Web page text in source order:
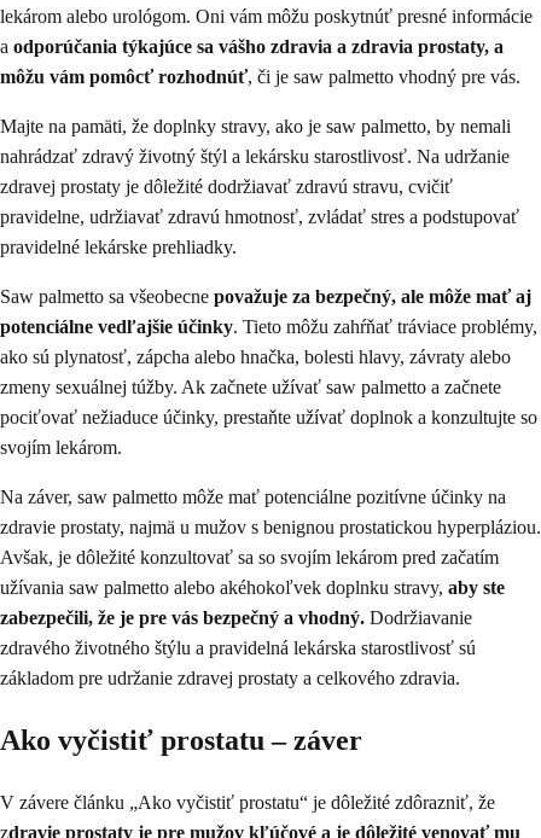
lekárom alebo urológom. Oni vám môžu poskytnúť presné informácie
a odporúčania týkajúce sa vášho zdravia a zdravia prostaty, a
môžu vám pomôcť rozhodnúť, či je saw palmetto vhodný pre vás.
Majte na pamäti, že doplnky stravy, ako je saw palmetto, by nemali
nahrádzať zdravý životný štýl a lekársku starostlivosť. Na udržanie
zdravej prostaty je dôležité dodržiavať zdravú stravu, cvičiť
pravidelne, udržiavať zdravú hmotnosť, zvládať stres a podstupovať
pravidelné lekárske prehliadky.
Saw palmetto sa všeobecne považuje za bezpečný, ale môže mať aj
potenciálne vedľajšie účinky. Tieto môžu zahŕňať tráviace problémy,
ako sú plynatosť, zápcha alebo hnačka, bolesti hlavy, závraty alebo
zmeny sexuálnej túžby. Ak začnete užívať saw palmetto a začnete
pociťovať nežiaduce účinky, prestaňte užívať doplnok a konzultujte so
svojím lekárom.
Na záver, saw palmetto môže mať potenciálne pozitívne účinky na
zdravie prostaty, najmä u mužov s benignou prostatickou hyperpláziou.
Avšak, je dôležité konzultovať sa so svojím lekárom pred začatím
užívania saw palmetto alebo akéhokoľvek doplnku stravy, aby ste
zabezpečili, že je pre vás bezpečný a vhodný. Dodržiavanie
zdravého životného štýlu a pravidelná lekárska starostlivosť sú
základom pre udržanie zdravej prostaty a celkového zdravia.
Ako vyčistiť prostatu – záver
V závere článku „Ako vyčistiť prostatu“ je dôležité zdôrazniť, že
zdravie prostaty je pre mužov kľúčové a je dôležité venovať mu